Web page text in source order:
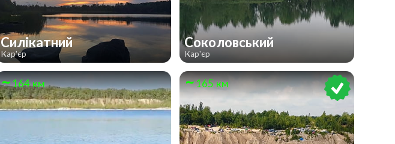
Силікатний
Кар'єр
Соколовський
Кар'єр
164 км 165 км